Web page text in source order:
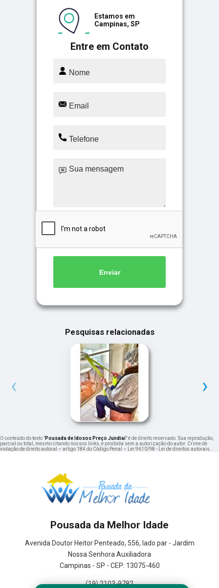
Entre em Contato
Estamos em
Campinas, SP
Enviar
Pesquisas relacionadas
‹ ›
O conteúdo do texto "Pousada de Idosos Preço Jundiaí" é de direito reservado. Sua reprodução,
parcial ou total, mesmo citando nossos links, é proibida sem a autorização do autor. Crime de
violação de direito autoral – artigo 184 do Código Penal – Lei 9610/98 - Lei de direitos autorais.
Pousada da Melhor Idade
Avenida Doutor Heitor Penteado, 556, lado par - Jardim
Nossa Senhora Auxiliadora
Campinas - SP - CEP: 13075-460
(19) 2103-9782